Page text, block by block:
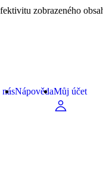
zobrazeného
NápovědaMůj účet